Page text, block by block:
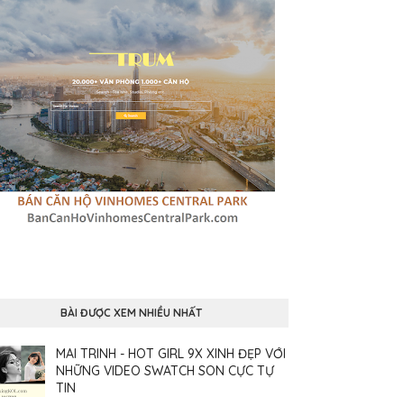
BÀI ĐƯỢC XEM NHIỀU NHẤT
MAI TRINH - HOT GIRL 9X XINH ĐẸP VỚI
NHỮNG VIDEO SWATCH SON CỰC TỰ
TIN